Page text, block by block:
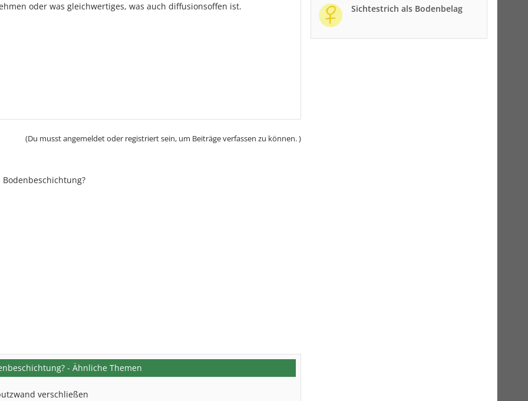
oder was gleichwertiges, was auch diffusionsoffen ist.
(Du musst angemeldet oder registriert sein, um Beiträge verfassen zu können. )
- Ähnliche Themen
verschließen
Sichtestrich als Bodenbelag